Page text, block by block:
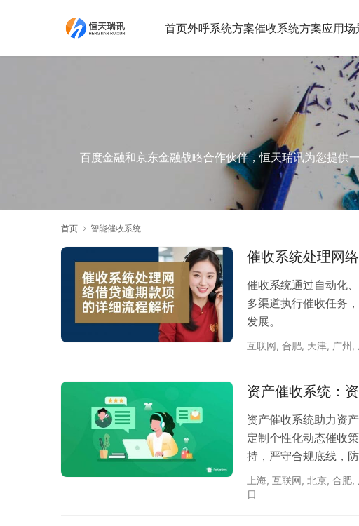
首页外呼系统方案催收系统方案应用场
百度金融和京东金融战略合作伙伴，恒天瑞讯为您提
首页 智能催收系统
催收系统处理网
催收系统通过自动化
多渠道执行催收任务
发展。
互联网, 合肥, 天津, 广州,
资产催收系统：
资产催收系统助力资
定制个性化动态催收
持，严守合规底线，防
上海, 互联网, 北京, 合肥,
日